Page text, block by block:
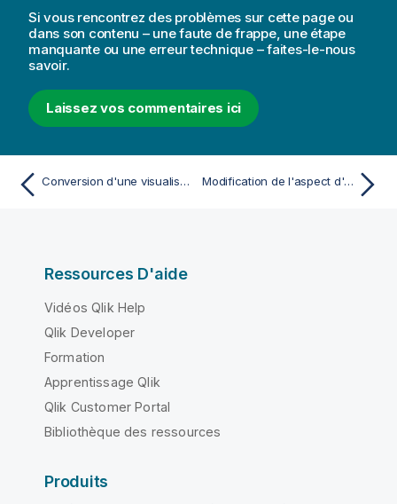
Si vous rencontrez des problèmes sur cette page ou
dans son contenu – une faute de frappe, une étape
manquante ou une erreur technique – faites-le-nous
savoir.
Laissez vos commentaires ici
Conversion d'une visualisation en un autre type de visualisation Modification de l'aspect d'une visualisation
Ressources D'aide
Vidéos Qlik Help
Qlik Developer
Formation
Apprentissage Qlik
Qlik Customer Portal
Bibliothèque des ressources
Produits